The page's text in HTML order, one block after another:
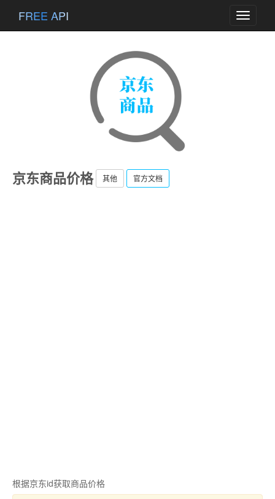
Toggle
FREE API
京东商品价格 其他 官方文档
根据京东id获取商品价格